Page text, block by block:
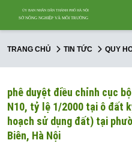
TRANG CHỦ TIN TỨC QUY
phê duyệt điều chỉnh cục
N10, tỷ lệ 1/2000 tại ô đất
hoạch sử dụng đất) tại
Biên, Hà Nội